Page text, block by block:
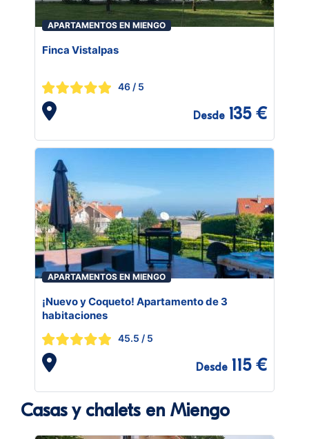
APARTAMENTOS EN MIENGO
Finca Vistalpas
46 / 5
Desde 135 €
APARTAMENTOS EN MIENGO
¡Nuevo y Coqueto! Apartamento de 3
habitaciones
45.5 / 5
Desde 115 €
Casas y chalets en Miengo